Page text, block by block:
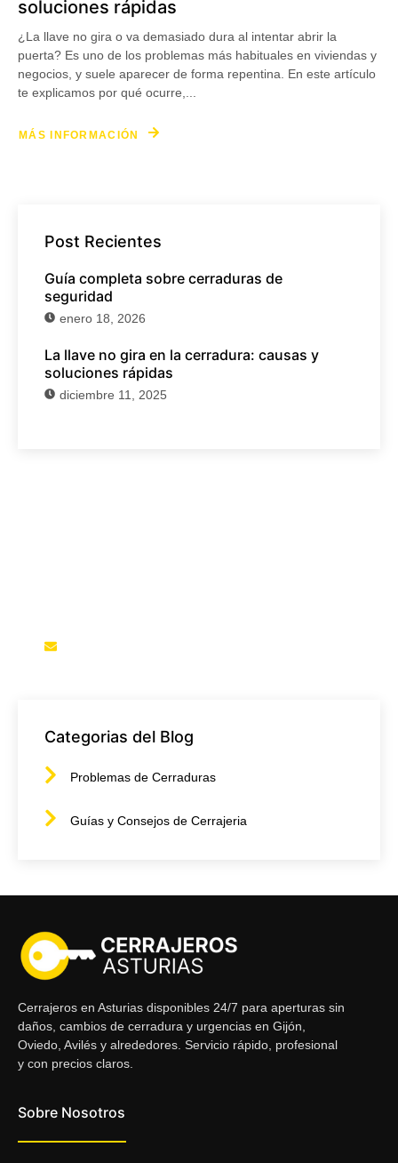
soluciones rápidas
¿La llave no gira o va demasiado dura al intentar abrir la
puerta? Es uno de los problemas más habituales en viviendas y
negocios, y suele aparecer de forma repentina. En este artículo
te explicamos por qué ocurre,...
MÁS INFORMACIÓN
Post Recientes
Guía completa sobre cerraduras de
seguridad
enero 18, 2026
La llave no gira en la cerradura: causas y
soluciones rápidas
diciembre 11, 2025
Categorias del Blog
Problemas de Cerraduras
Guías y Consejos de Cerrajeria
Cerrajeros en Asturias disponibles 24/7 para aperturas sin
daños, cambios de cerradura y urgencias en Gijón,
Oviedo, Avilés y alrededores. Servicio rápido, profesional
y con precios claros.
Sobre Nosotros